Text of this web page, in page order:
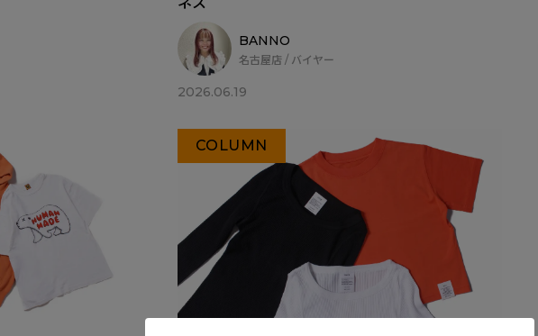
BANNO
名古屋店 / バイヤー
2026.06.19
COLUMN